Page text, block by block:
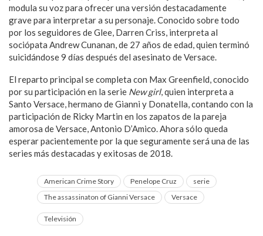
modula su voz para ofrecer una versión destacadamente
grave para interpretar a su personaje. Conocido sobre todo
por los seguidores de Glee, Darren Criss, interpreta al
sociópata Andrew Cunanan, de 27 años de edad, quien terminó
suicidándose 9 días después del asesinato de Versace.
El reparto principal se completa con Max Greenfield, conocido
por su participación en la serie New girl, quien interpreta a
Santo Versace, hermano de Gianni y Donatella, contando con la
participación de Ricky Martin en los zapatos de la pareja
amorosa de Versace, Antonio D’Amico. Ahora sólo queda
esperar pacientemente por la que seguramente será una de las
series más destacadas y exitosas de 2018.
American Crime Story Penelope Cruz
serie
The assassinaton of Gianni Versace
Versace
Televisión